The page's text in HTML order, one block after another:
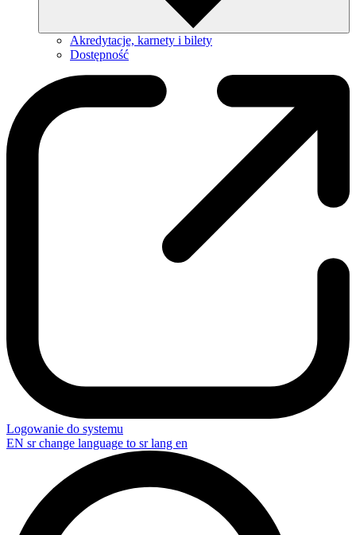
Akredytacje, karnety i bilety
Dostępność
Logowanie do systemu
EN sr change language to sr lang en